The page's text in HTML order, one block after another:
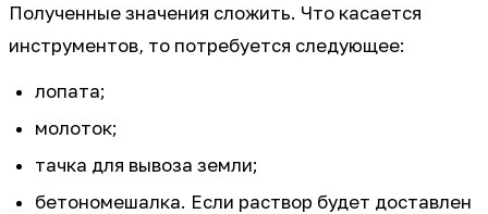
Полученные значения сложить. Что касается
инструментов, то потребуется следующее:
лопата;
молоток;
тачка для вывоза земли;
бетономешалка. Если раствор будет доставлен